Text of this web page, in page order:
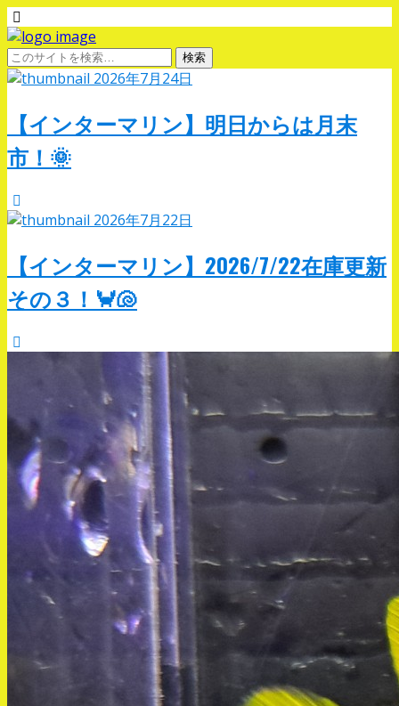
2026年7月24日
【インターマリン】明日からは月末
市！🌞
2026年7月22日
【インターマリン】2026/7/22在庫更新
その３！🦀🐚